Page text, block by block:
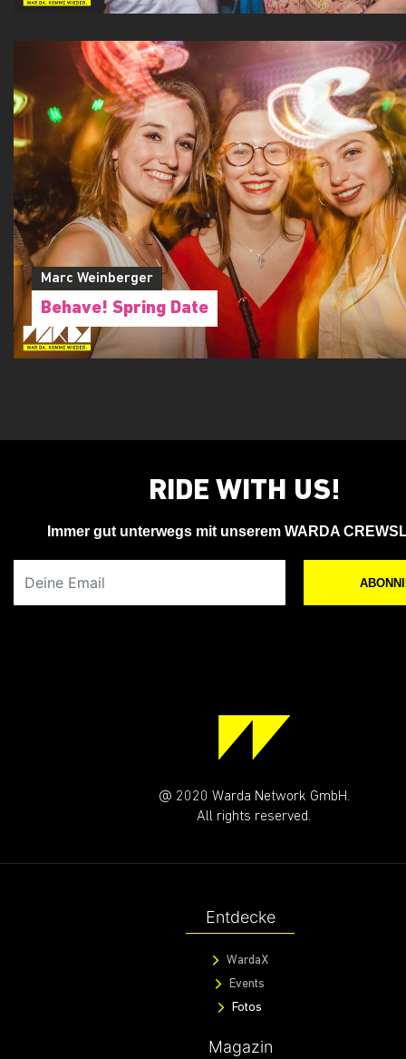
Marc Weinberger
Behave! Spring Date
RIDE WITH US!
Immer gut unterwegs mit unserem WARDA
@ 2020 Warda Network GmbH.
All rights reserved.
Entdecke
WardaX
Events
Fotos
Magazin